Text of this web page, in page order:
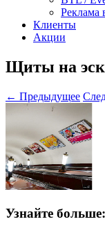
Реклама
Клиенты
Акции
Щиты на
← Предыдущее
Узнайте больше: